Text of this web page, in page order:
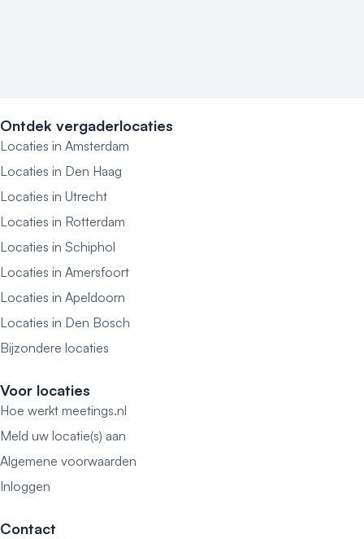
Ontdek vergaderlocaties
Locaties in Amsterdam
Locaties in Den Haag
Locaties in Utrecht
Locaties in Rotterdam
Locaties in Schiphol
Locaties in Amersfoort
Locaties in Apeldoorn
Locaties in Den Bosch
Bijzondere locaties
Voor locaties
Hoe werkt meetings.nl
Meld uw locatie(s) aan
Algemene voorwaarden
Inloggen
Contact